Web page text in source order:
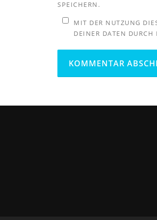
SPEICHERN.
MIT DER NUTZUNG
DEINER DATEN DURCH